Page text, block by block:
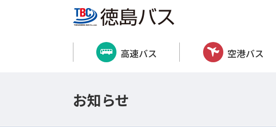
高速バス 空港バス
お知らせ